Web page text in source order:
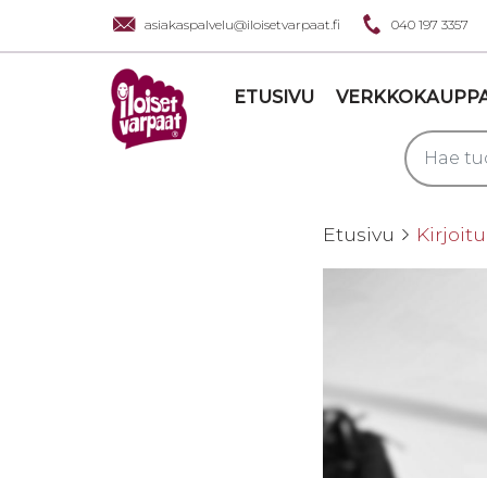
asiakaspalvelu@iloisetvarpaat.fi 040 197 3357
ETUSIVU
Etusivu